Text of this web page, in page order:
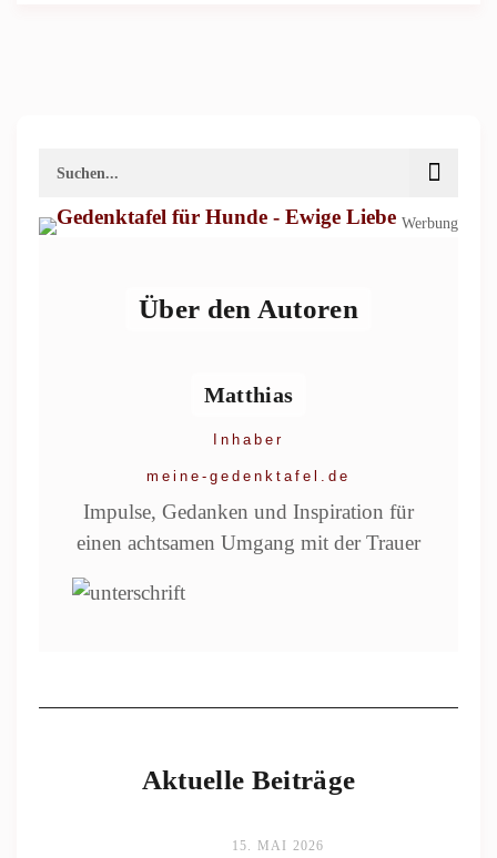
Werbung
Über den Autoren
Matthias
Inhaber
meine-gedenktafel.de
Impulse, Gedanken und Inspiration für
einen achtsamen Umgang mit der Trauer
Aktuelle Beiträge
15. MAI 2026